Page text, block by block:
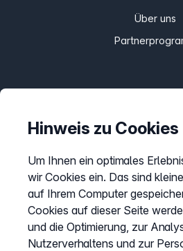
Über uns
Preise
AGB
Datenschutz
Impressum
Cookies
Hinweis zu Cookies
Um Ihnen ein optimales
wir Cookies ein. Das sind
auf Ihrem Computer
Cookies auf dieser Seite
und die Optimierung, zur
Nutzerverhaltens und zur